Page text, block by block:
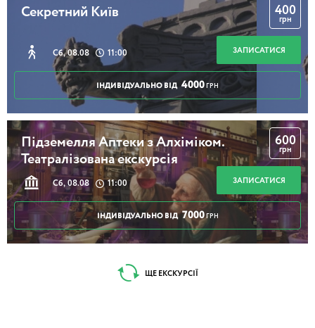
Секретний Київ
Сб, 08.08 11:00
400
грн
ЗАПИСАТИСЯ
ІНДИВІДУАЛЬНО ВІД 4000 ГРН
Підземелля Аптеки з Алхіміком.
Театралізована екскурсія
Сб, 08.08 11:00
600
грн
ЗАПИСАТИСЯ
ІНДИВІДУАЛЬНО ВІД 7000 ГРН
ЩЕ ЕКСКУРСІЇ